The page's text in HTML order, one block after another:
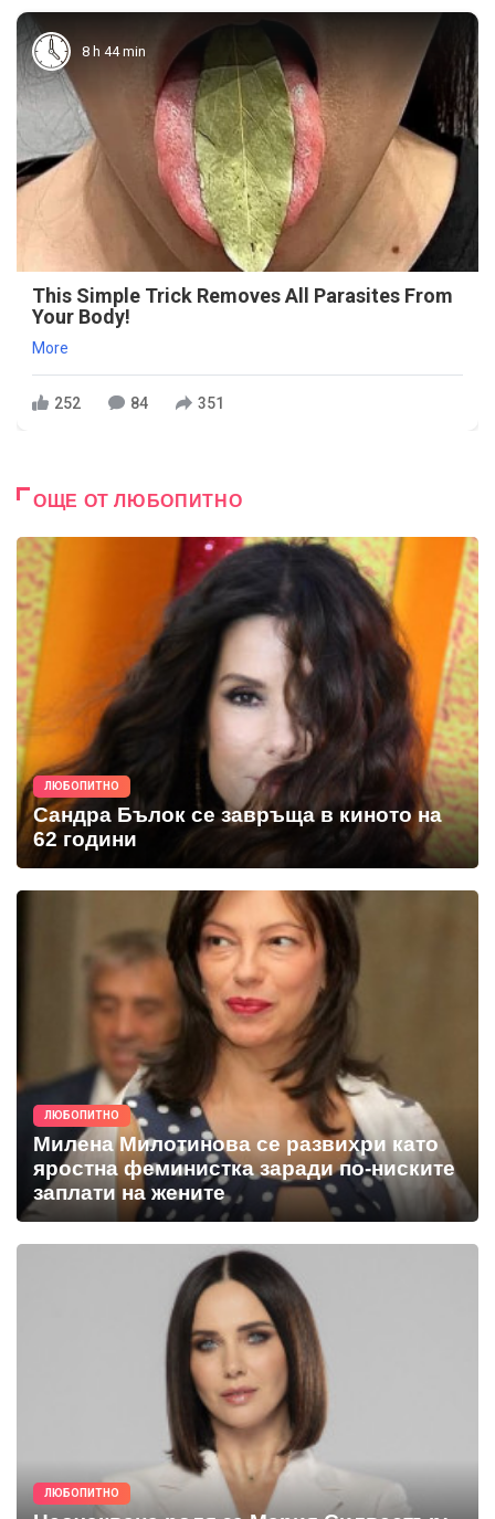
8 h 44 min
This Simple Trick Removes All Parasites From
Your Body!
More
252 84 351
ОЩЕ ОТ ЛЮБОПИТНО
ЛЮБОПИТНО
Сандра Бълок се завръща в киното на
62 години
ЛЮБОПИТНО
Милена Милотинова се развихри като
яростна феминистка заради по-ниските
заплати на жените
ЛЮБОПИТНО